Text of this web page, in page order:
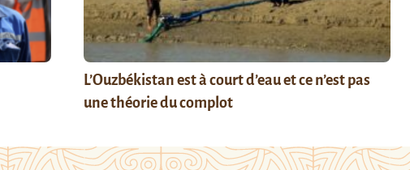
L’Ouzbékistan est à court d’eau et ce n’est pas
une théorie du complot